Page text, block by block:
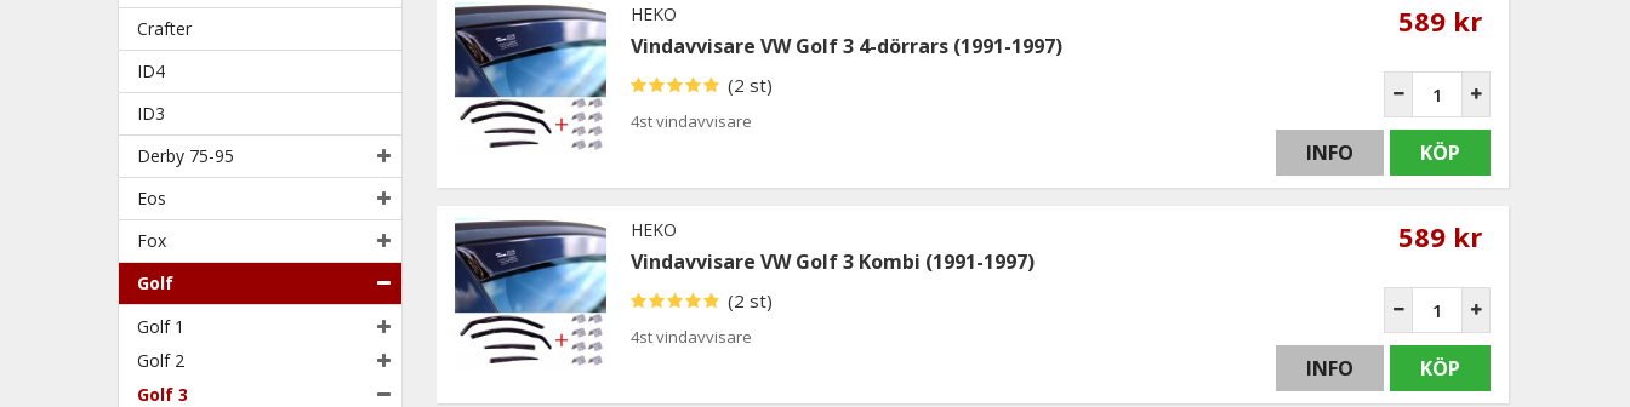
Crafter
ID4
ID3
Derby 75-95
Eos
Fox
Golf
Golf 1
Golf 2
Golf 3
HEKO
Vindavvisare VW Golf 3 4-dörrars (1991-1997)
(2 st)
4st vindavvisare
589 kr
INFO KÖP
HEKO
Vindavvisare VW Golf 3 Kombi (1991-1997)
(2 st)
4st vindavvisare
589 kr
INFO KÖP